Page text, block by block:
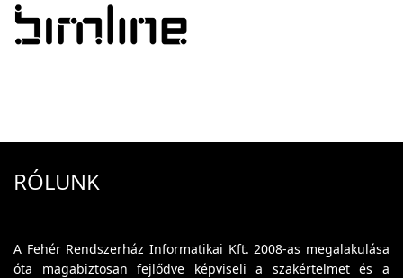
RÓLUNK
A Fehér Rendszerház Informatikai Kft. 2008-as megalakulása
óta magabiztosan fejlődve képviseli a szakértelmet és a